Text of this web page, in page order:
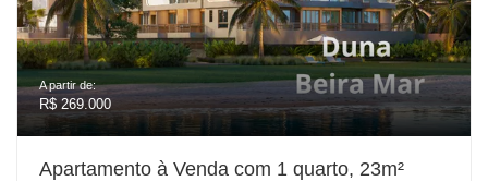
A partir de:
R$ 269.000
Apartamento à Venda com 1 quarto, 23m²